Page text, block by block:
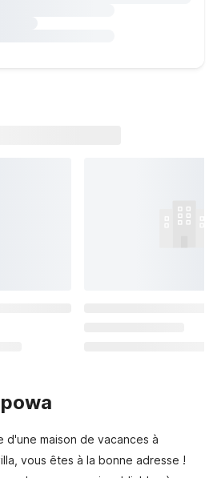
d'une maison de vacances à
vous êtes à la bonne adresse !